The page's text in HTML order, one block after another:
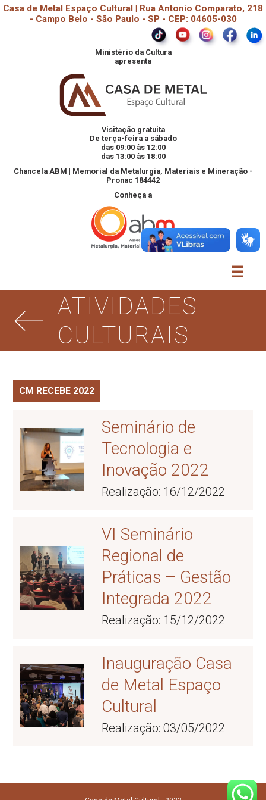
Casa de Metal Espaço Cultural | Rua Antonio Comparato, 218
- Campo Belo - São Paulo - SP - CEP: 04605-030
Ministério da Cultura
apresenta
Visitação gratuita
De terça-feira a sábado
das 09:00 às 12:00
das 13:00 às 18:00
Chancela ABM | Memorial da Metalurgia, Materiais e Mineração -
Pronac 184442
Conheça a
☰
ATIVIDADES
CULTURAIS
CM RECEBE 2022
Seminário de
Tecnologia e
Inovação 2022
Realização: 16/12/2022
VI Seminário
Regional de
Práticas – Gestão
Integrada 2022
Realização: 15/12/2022
Inauguração Casa
de Metal Espaço
Cultural
Realização: 03/05/2022